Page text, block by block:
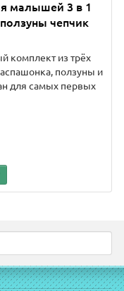
малышей 3 в 1
чепчик
комплект из трёх
ползуны и
для самых первых